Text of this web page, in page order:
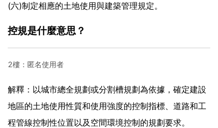
(六)制定相應的土地使用與建築管理規定。
控規是什麼意思？
2樓：匿名使用者
解釋：以城市總全規劃或分割槽規劃為依據，確定建設
地區的土地使用性質和使用強度的控制指標、道路和工
程管線控制性位置以及空間環境控制的規劃要求。